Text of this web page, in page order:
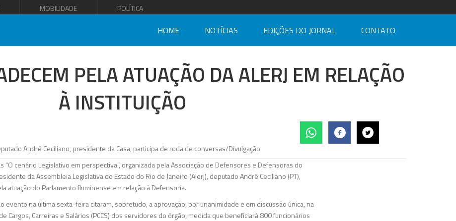
MOBILIDADE POLÍTICA
HOME NOTÍCIAS EDIÇÕES DO JORNAL CONTATO
PELA ATUAÇÃO DA ALERJ EM RELAÇÃO
À INSTITUIÇÃO
“O cenário Legislativo em perspectiva”, organizada pela Associação de Defensores e Defensoras do
da Assembleia Legislativa do Estado do Rio de Janeiro (Alerj), deputado André Ceciliano (PT),
atuação do Parlamento fluminense em relação à Defensoria.
evento na última sexta-feira citaram, sobretudo, a aprovação, por unanimidade e em discussão única, na
Cargos, Carreiras e Salários (PCCS) dos servidores do órgão, medida que beneficiará 800 funcionários